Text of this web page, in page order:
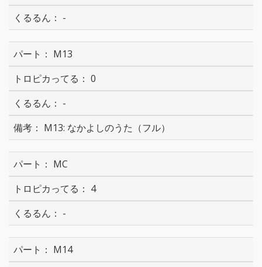
-
M13
0
-
M13: なかよしのうた（フル）
MC
4
-
M14